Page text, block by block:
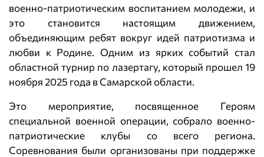
военно-патриотическим воспитанием молодежи, и
это становится настоящим движением,
объединяющим ребят вокруг идей патриотизма и
любви к Родине. Одним из ярких событий стал
областной турнир по лазертагу, который прошел 19
ноября 2025 года в Самарской области.
Это мероприятие, посвященное Героям
специальной военной операции, собрало военно-
патриотические клубы со всего региона.
Соревнования были организованы при поддержке